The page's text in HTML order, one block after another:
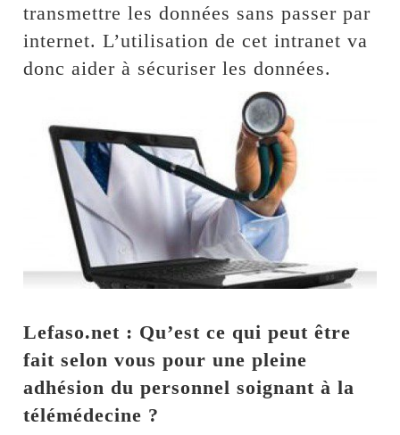
transmettre les données sans passer par
internet. L’utilisation de cet intranet va
donc aider à sécuriser les données.
Lefaso.net : Qu’est ce qui peut être
fait selon vous pour une pleine
adhésion du personnel soignant à la
télémédecine ?